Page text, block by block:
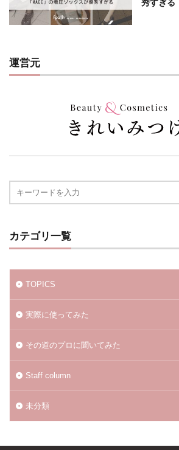
秀すぎる
運営元
カテゴリ一覧
TOPICS
実際に使ってみた
その道のプロに聞いてみた
Staff column
未分類